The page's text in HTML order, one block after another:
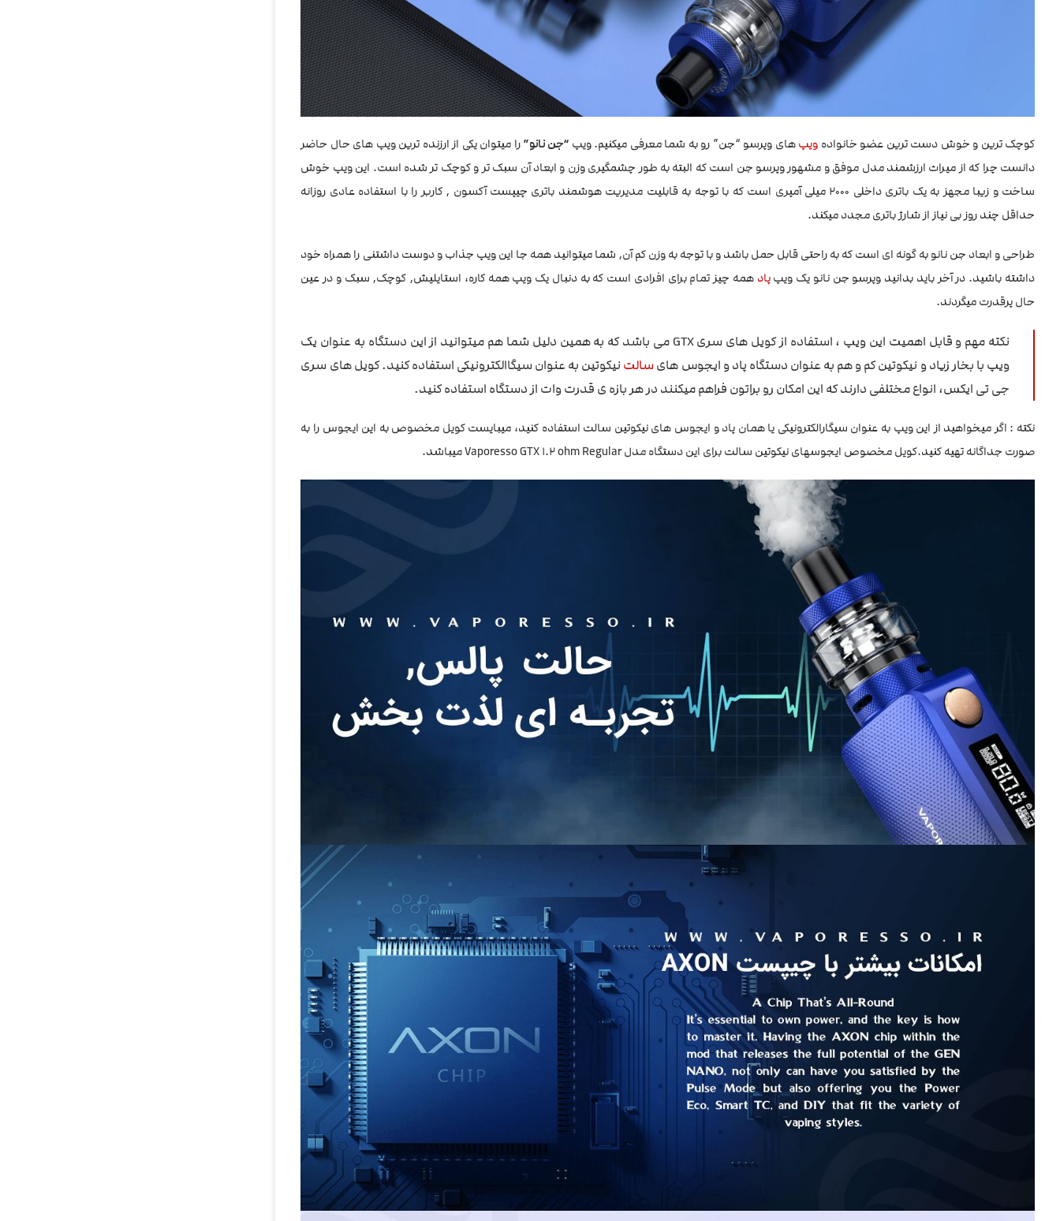
کوچک ترین و خوش دست ترین عضو خانواده ویپهای وپرسو “جن” رو به شما معرفی میکنیم. ویپ “جن نانو”را میتوان یکی از ارزنده ترین ویپ های حال حاضر
دانست چرا که از میراث ارزشمند مدل موفق و مشهور وپرسو جن است که البته به طور چشمگیری وزن و ابعاد آن سبک تر و کوچک تر شده است. این ویپ خوش
ساخت و زیبا مجهز به یک باتری داخلی ۲۰۰۰ میلی آمپری است که با توجه به قابلیت مدیریت هوشمند باتری چیپست آکسون , کاربر را با استفاده عادی روزانه
حداقل چند روز بی نیاز از شارژ باتری مجدد میکند.
طراحی و ابعاد جن نانو به گونه ای است که به راحتی قابل حمل باشد و با توجه به وزن کم آن, شما میتوانید همه جا این ویپ جذاب و دوست داشتنی را همراه خود
داشته باشید. در آخر باید بدانید وپرسو جن نانو یک ویپپاد همه چیز تمام برای افرادی است که به دنبال یک ویپ همه کاره، استایلیش, کوچک, سبک و در عین
حال پرقدرت میگردند.
نکته مهم و قابل اهمیت این ویپ ، استفاده از کویل های سری GTX می باشد که به همین دلیل شما هم میتوانید از این دستگاه به عنوان یک
ویپ با بخار زیاد و نیکوتین کم و هم به عنوان دستگاه پاد و ایجوس هایسالت نیکوتین به عنوان سیگاالکترونیکی استفاده کنید. کویل های سری
جی تی ایکس، انواع مختلفی دارند که این امکان رو براتون فراهم میکنند در هر بازه ی قدرت وات از دستگاه استفاده کنید.
نکته : اگر میخواهید از این ویپ به عنوان سیگارالکترونیکی یا همان پاد و ایجوس های نیکوتین سالت استفاده کنید، میبایست کویل مخصوص به این ایجوس را به
صورت جداگانه تهیه کنید.کویل مخصوص ایجوسهای نیکوتین سالت برای این دستگاه مدل Vaporesso GTX 1.2 ohm Regular میباشد.